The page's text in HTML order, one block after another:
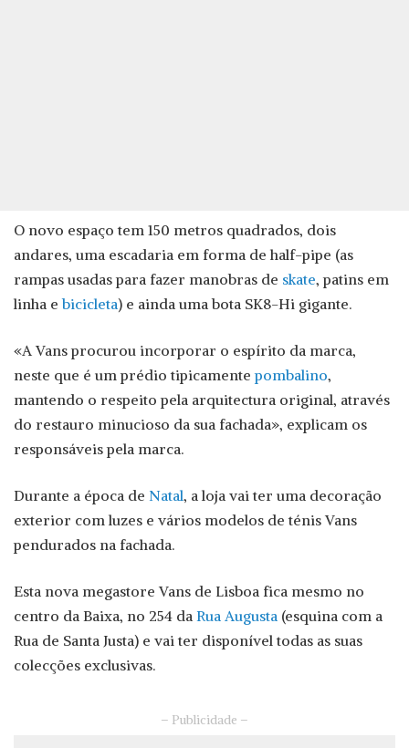
O novo espaço tem 150 metros quadrados, dois
andares, uma escadaria em forma de half-pipe (as
rampas usadas para fazer manobras de skate, patins em
linha ebicicleta) e ainda uma bota SK8-Hi gigante.
«A Vans procurou incorporar o espírito da marca,
neste que é um prédio tipicamentepombalino,
mantendo o respeito pela arquitectura original, através
do restauro minucioso da sua fachada», explicam os
responsáveis pela marca.
Durante a época de Natal, a loja vai ter uma decoração
exterior com luzes e vários modelos de ténis Vans
pendurados na fachada.
Esta nova megastore Vans de Lisboa fica mesmo no
centro da Baixa, no 254 da Rua Augusta (esquina com a
Rua de Santa Justa) e vai ter disponível todas as suas
colecções exclusivas.
– Publicidade –